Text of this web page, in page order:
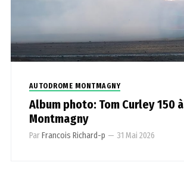
AUTODROME MONTMAGNY
Album photo: Tom Curley 150 à
Montmagny
ParFrancois Richard-p — 31 Mai 2026